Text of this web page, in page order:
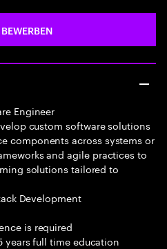
BEWERBEN
Engineer
custom software solutions
components across systems or
and agile practices to
solutions tailored to
Development
is required
years full time education